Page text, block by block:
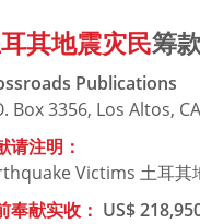
其地震灾民筹款
Publications
Box 3356, Los Altos,
请注明：
Victims 土耳其
奉献实收： US$